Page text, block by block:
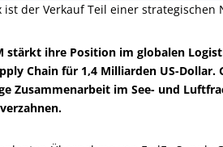
ist der Verkauf Teil einer strategischen
stärkt ihre Position im globalen
Chain für 1,4 Milliarden US-
Zusammenarbeit im See- und